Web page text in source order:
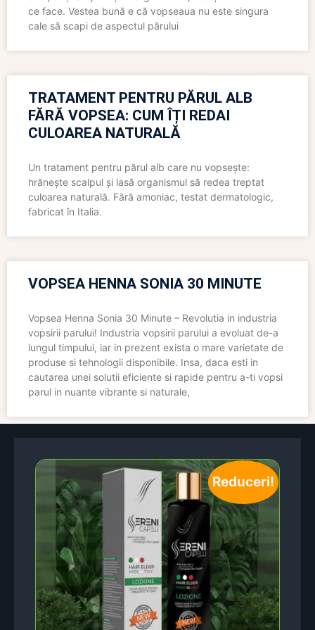
ce face. Vestea bună e că vopseaua nu este singura
cale să scapi de aspectul părului
TRATAMENT PENTRU PĂRUL ALB
FĂRĂ VOPSEA: CUM ÎȚI REDAI
CULOAREA NATURALĂ
Un tratament pentru părul alb care nu vopsește:
hrănește scalpul și lasă organismul să redea treptat
culoarea naturală. Fără amoniac, testat dermatologic,
fabricat în Italia.
VOPSEA HENNA SONIA 30 MINUTE
Vopsea Henna Sonia 30 Minute – Revolutia in industria
vopsirii parului! Industria vopsirii parului a evoluat de-a
lungul timpului, iar in prezent exista o mare varietate de
produse si tehnologii disponibile. Insa, daca esti in
cautarea unei solutii eficiente si rapide pentru a-ti vopsi
parul in nuante vibrante si naturale,
Reduceri!